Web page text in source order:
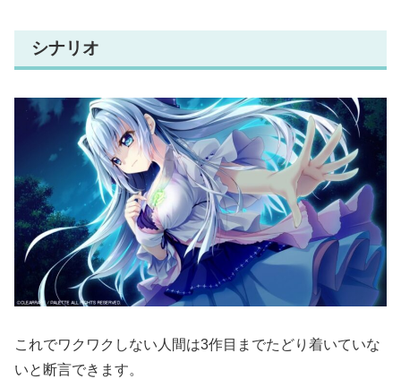
シナリオ
これでワクワクしない人間は3作目までたどり着いていな
いと断言できます。